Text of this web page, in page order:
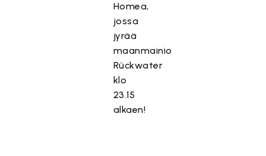
Homea,
jossa
jyrää
maanmainio
Rückwater
klo
23.15
alkaen!